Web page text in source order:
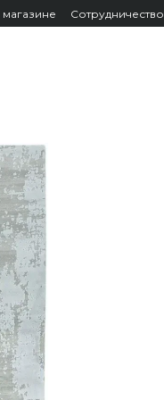
Сотрудничество